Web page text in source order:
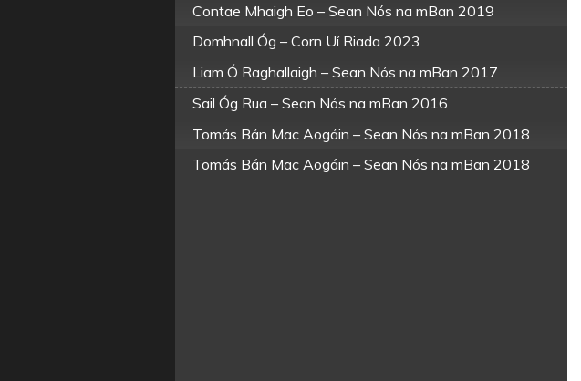
Contae Mhaigh Eo – Sean Nós na mBan 2019
Domhnall Óg – Corn Uí Riada 2023
Liam Ó Raghallaigh – Sean Nós na mBan 2017
Sail Óg Rua – Sean Nós na mBan 2016
Tomás Bán Mac Aogáin – Sean Nós na mBan 2018
Tomás Bán Mac Aogáin – Sean Nós na mBan 2018